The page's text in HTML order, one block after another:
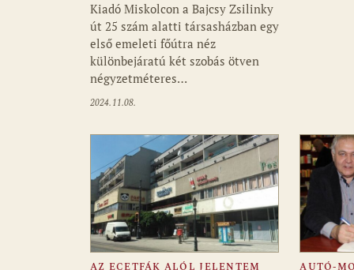
Kiadó Miskolcon a Bajcsy Zsilinky
út 25 szám alatti társasházban egy
első emeleti főútra néz
különbejáratú két szobás ötven
négyzetméteres…
2024.11.08.